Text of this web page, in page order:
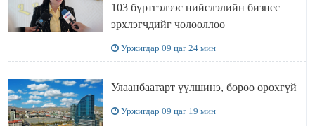
103 бүртгэлээс нийслэлийн бизнес
эрхлэгчдийг чөлөөллөө
Уржигдар 09 цаг 24 мин
Улаанбаатарт үүлшинэ, бороо орохгүй
Уржигдар 09 цаг 19 мин